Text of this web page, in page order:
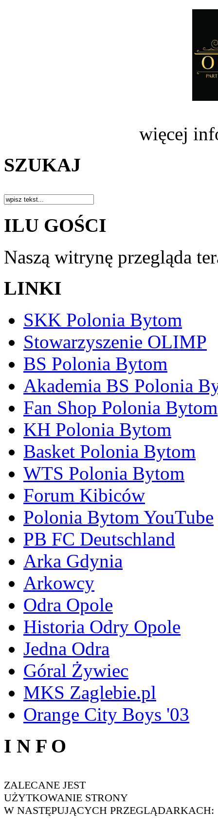
więcej
SZUKAJ
ILU GOŚCI
Naszą witrynę przegląda
LINKI
SKK Polonia Bytom
Stowarzyszenie OLIMP
BS Polonia Bytom
Akademia BS Polonia
Fan Shop Polonia Bytom
KH Polonia Bytom
Basket Polonia Bytom
WTS Polonia Bytom
Forum Kibiców
Polonia Bytom YouTube
PB FC Deutschland
Arka Gdynia
Arkowcy
Odra Opole
Historia Odry Opole
Jedna Odra
Góral Żywiec
MKS Zaglebie.pl
Orange City Boys '03
I N F O
ZALECANE JEST
UŻYTKOWANIE STRONY
W NASTĘPUJĄCYCH PRZEGLĄDARKACH: